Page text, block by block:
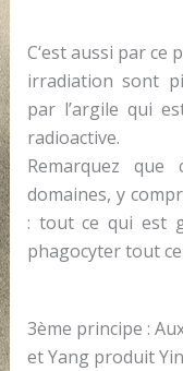
C‘est aussi par
irradiation sont
par l’argile qui
radioactive.
Remarquez
domaines, y
: tout ce qui est
phagocyter tout
3ème principe :
et Yang produit